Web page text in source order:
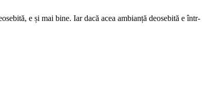
e și mai bine. Iar dacă acea ambianță deosebită e într-